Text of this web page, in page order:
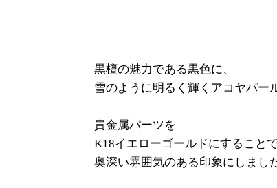
黒檀の魅力である黒色に、
雪のように明るく輝くアコヤパー
貴金属パーツを
K18イエローゴールドにすることで
奥深い雰囲気のある印象にしまし